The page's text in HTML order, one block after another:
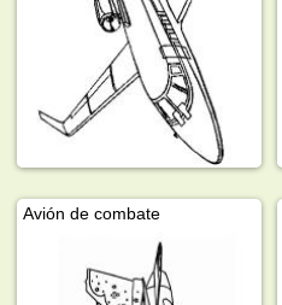
Avión de combate